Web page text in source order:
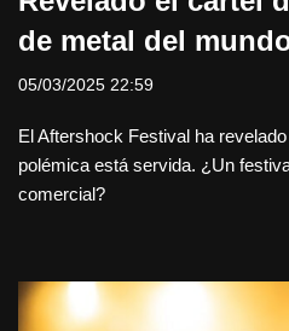
de metal del
05/03/2025 22:59
El Aftershock Festival ha
polémica está servida. ¿Un
comercial?